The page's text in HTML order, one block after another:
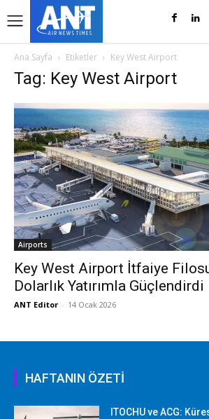
Ana Sayfa Etiketler Key West Airport
Tag: Key West Airport
Airports
Key West Airport İtfaiye
Dolarlık Yatırımla Güçlendirdi
ANT Editor - 14 Ocak 2026
HAFTANIN ÖZETİ
ITOCHU ve ACG: